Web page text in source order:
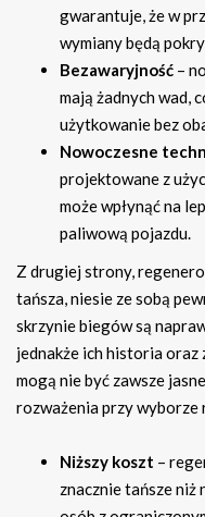
gwarantuje, że w
wymiany będą
Bezawaryjność –
mają żadnych wad,
użytkowanie bez
Nowoczesne
projektowane z
może wpłynąć na
paliwową pojazdu.
Z drugiej strony,
tańsza, niesie ze sobą
skrzynie biegów są
jednakże ich historia
mogą nie być zawsze
rozważenia przy
Niższy koszt –
znacznie tańsze niż